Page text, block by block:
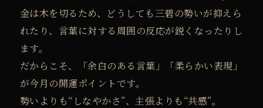
金は木を切るため、どうしても三碧の勢いが抑えら
れたり、言葉に対する周囲の反応が鋭くなったりし
ます。
だからこそ、「余白のある言葉」「柔らかい表現」
が今月の開運ポイントです。
勢いよりも“しなやかさ”、主張よりも“共感”。